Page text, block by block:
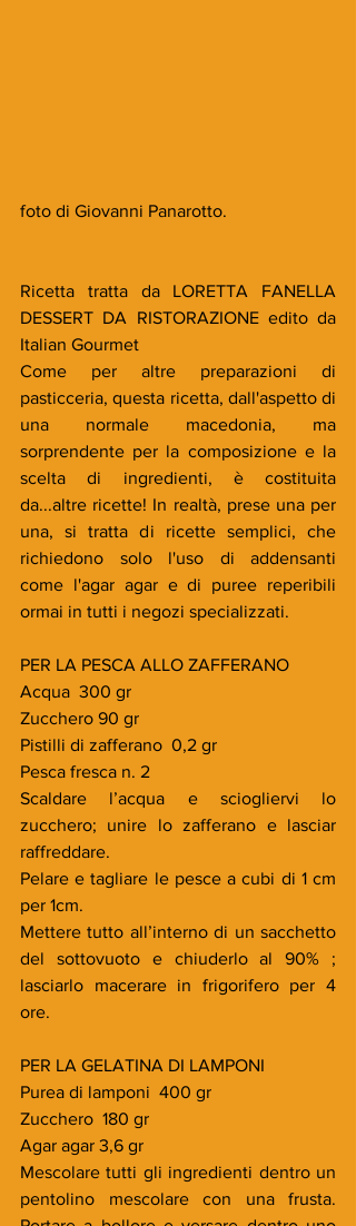
foto di Giovanni Panarotto.
Ricetta tratta da LORETTA FANELLA
DESSERT DA RISTORAZIONE edito da
Italian Gourmet
Come per altre preparazioni di
pasticceria, questa ricetta, dall'aspetto di
una normale macedonia, ma
sorprendente per la composizione e la
scelta di ingredienti, è costituita
da...altre ricette! In realtà, prese una per
una, si tratta di ricette semplici, che
richiedono solo l'uso di addensanti
come l'agar agar e di puree reperibili
ormai in tutti i negozi specializzati.
PER LA PESCA ALLO ZAFFERANO
Acqua  300 gr
Zucchero 90 gr
Pistilli di zafferano  0,2 gr
Pesca fresca n. 2
Scaldare l’acqua e sciogliervi lo
zucchero; unire lo zafferano e lasciar
raffreddare.
Pelare e tagliare le pesce a cubi di 1 cm
per 1cm.
Mettere tutto all’interno di un sacchetto
del sottovuoto e chiuderlo al 90% ;
lasciarlo macerare in frigorifero per 4
ore.
PER LA GELATINA DI LAMPONI
Purea di lamponi  400 gr
Zucchero  180 gr
Agar agar 3,6 gr
Mescolare tutti gli ingredienti dentro un
pentolino mescolare con una frusta.